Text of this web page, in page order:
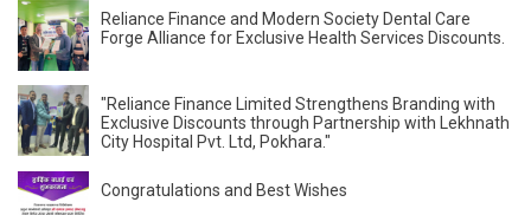
Reliance Finance and Modern Society Dental Care
Forge Alliance for Exclusive Health Services Discounts.
"Reliance Finance Limited Strengthens Branding with
Exclusive Discounts through Partnership with Lekhnath
City Hospital Pvt. Ltd, Pokhara."
Congratulations and Best Wishes